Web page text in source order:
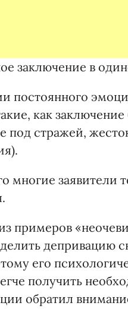
заключение в
постоянного
как
под стражей,
многие заявители
примеров
депривацию
его
получить
обратил